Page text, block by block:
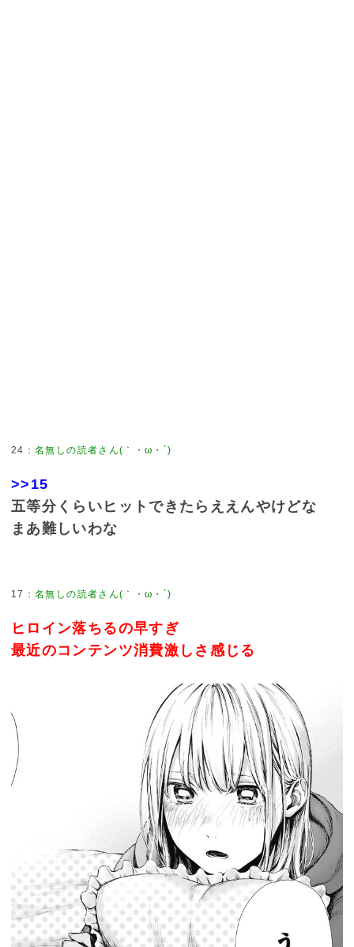
24 ：名無しの読者さん(｀・ω・´)
>>15
五等分くらいヒットできたらええんやけどな
まあ難しいわな
17 ：名無しの読者さん(｀・ω・´)
ヒロイン落ちるの早すぎ
最近のコンテンツ消費激しさ感じる